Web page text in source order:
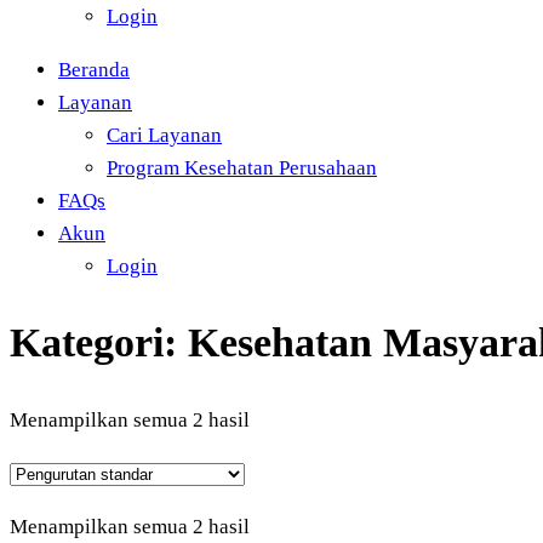
Login
Beranda
Layanan
Cari Layanan
Program Kesehatan Perusahaan
FAQs
Akun
Login
Kategori: Kesehatan
Menampilkan semua 2 hasil
Menampilkan semua 2 hasil